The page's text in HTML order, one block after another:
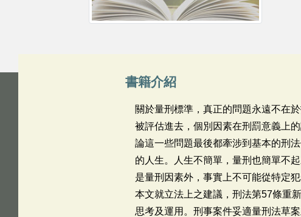
書籍介紹
關於量刑標準，真正的問題永遠不在
被評估進去，個別因素在刑罰意義上
論這一些問題最後都牽涉到基本的刑
的人生。人生不簡單，量刑也簡單不
是量刑因素外，事實上不可能從特定
本文就立法上之建議，刑法第57條重
思考及運用。刑事案件妥適量刑法草